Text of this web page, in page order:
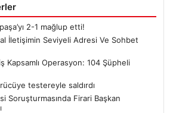
2-1 mağlup etti!
İletişimin Seviyeli Adresi Ve Sohbet
Kapsamlı Operasyon: 104 Şüpheli
testereyle saldırdı
Soruşturmasında Firari Başkan